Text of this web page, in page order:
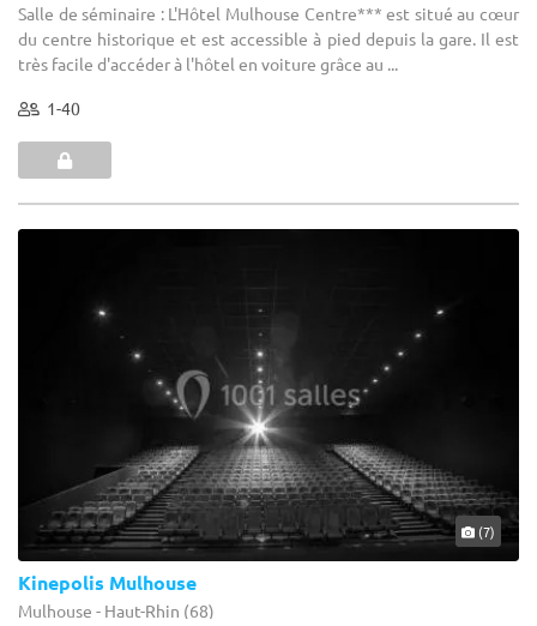
Salle de séminaire : L'Hôtel Mulhouse Centre*** est situé au cœur
du centre historique et est accessible à pied depuis la gare. Il est
très facile d'accéder à l'hôtel en voiture grâce au ...
1-40
(7)
Kinepolis Mulhouse
Mulhouse - Haut-Rhin (68)